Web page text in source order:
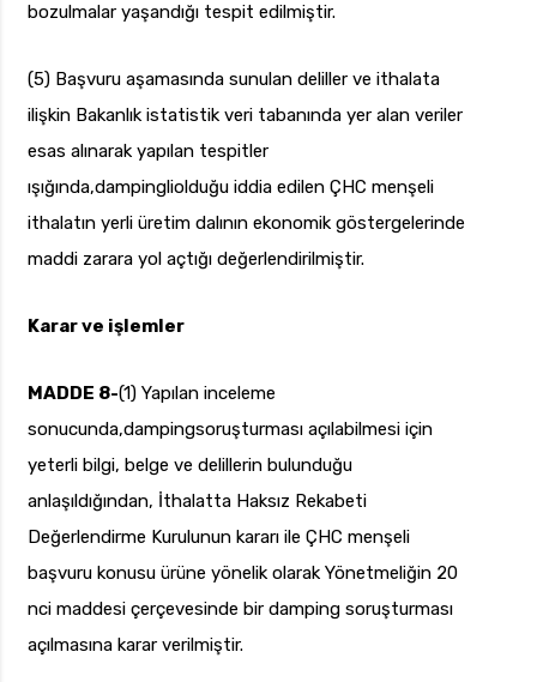
bozulmalar yaşandığı tespit edilmiştir.
(5) Başvuru aşamasında sunulan deliller ve ithalata
ilişkin Bakanlık istatistik veri tabanında yer alan veriler
esas alınarak yapılan tespitler
ışığında,dampingliolduğu iddia edilen ÇHC menşeli
ithalatın yerli üretim dalının ekonomik göstergelerinde
maddi zarara yol açtığı değerlendirilmiştir.
Karar ve işlemler
MADDE 8-(1) Yapılan inceleme
sonucunda,dampingsoruşturması açılabilmesi için
yeterli bilgi, belge ve delillerin bulunduğu
anlaşıldığından, İthalatta Haksız Rekabeti
Değerlendirme Kurulunun kararı ile ÇHC menşeli
başvuru konusu ürüne yönelik olarak Yönetmeliğin 20
nci maddesi çerçevesinde bir damping soruşturması
açılmasına karar verilmiştir.